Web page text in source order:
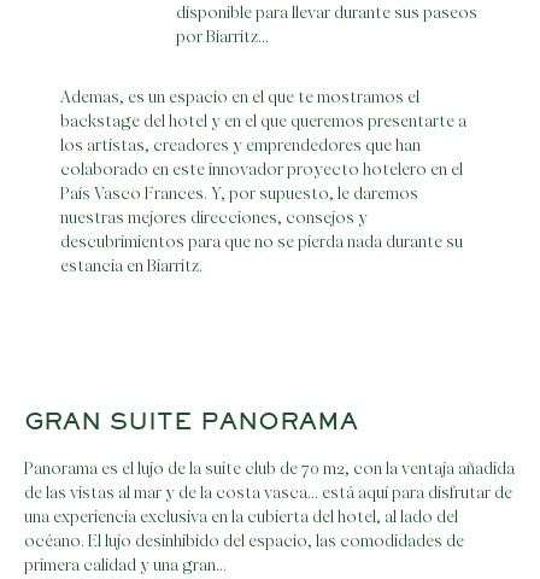
disponible para llevar durante sus paseos
por Biarritz…
Ademas, es un espacio en el que te mostramos el
backstage del hotel y en el que queremos presentarte a
los artistas, creadores y emprendedores que han
colaborado en este innovador proyecto hotelero en el
País Vasco Frances. Y, por supuesto, le daremos
nuestras mejores direcciones, consejos y
descubrimientos para que no se pierda nada durante su
estancia en Biarritz.
GRAN SUITE PANORAMA
Panorama es el lujo de la suite club de 70 m2, con la ventaja añadida
de las vistas al mar y de la costa vasca… está aquí para disfrutar de
una experiencia exclusiva en la cubierta del hotel, al lado del
océano. El lujo desinhibido del espacio, las comodidades de
primera calidad y una gran…